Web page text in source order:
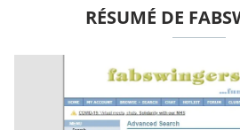
RÉSUMÉ DE